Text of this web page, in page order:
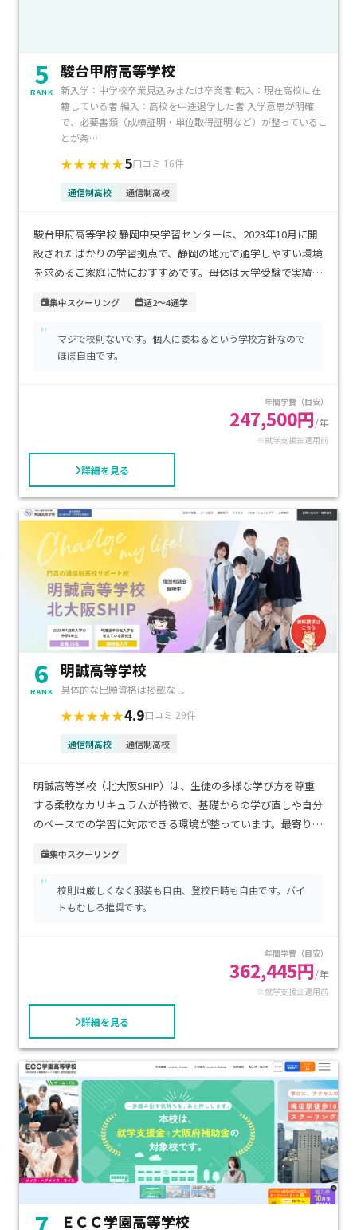
5
RANK
駿台甲府高等学校
新入学：中学校卒業見込みまたは卒業者 転入：現在高校に在
籍している者 編入：高校を中途退学した者 入学意思が明確
で、必要書類（成績証明・単位取得証明など）が整っているこ
とが条…
★★★★★5口コミ 16件
通信制高校 通信制高校
駿台甲府高等学校 静岡中央学習センターは、2023年10月に開
設されたばかりの学習拠点で、静岡の地元で通学しやすい環境
を求めるご家庭に特におすすめです。母体は大学受験で実績の
用したICT学習と通学型のハイブリッド方式で進学を強力にサ
ポートします。初年度の学費は入学金や授業料、設備費を含め
て約33万円からで、就学支援金制度を活用すればさらに負担
集中スクーリング 週2～4通学
"
マジで校則ないです。個人に委ねるという学校方針なので
ほぼ自由です。
年間学費（目安）
247,500円/年
※就学支援金適用前
詳細を見る
6
RANK
明誠高等学校
具体的な出願資格は掲載なし
★★★★★4.9口コミ 29件
通信制高校 通信制高校
明誠高等学校（北大阪SHIP）は、生徒の多様な学び方を尊重
する柔軟なカリキュラムが特徴で、基礎からの学び直しや自分
のペースでの学習に対応できる環境が整っています。最寄り駅
学費は比較的抑えられており、家庭の負担を軽減しながら継続
的に学習できる点も安心です。不登校経験から新しいスタート
を切りたい生徒や、落ち着いた環境で確実に高校卒業資格を
集中スクーリング
"
校則は厳しくなく服装も自由、登校日時も自由です。バイ
トもむしろ推奨です。
年間学費（目安）
362,445円/年
※就学支援金適用前
詳細を見る
ＥＣＣ学園高等学校